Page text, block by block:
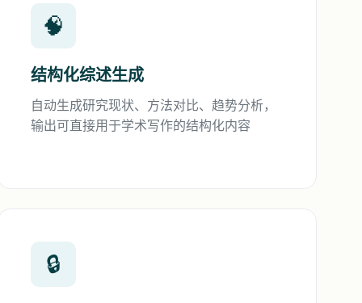
🧠
结构化综述生成
自动生成研究现状、方法对比、趋势分析，
输出可直接用于学术写作的结构化内容
🔒